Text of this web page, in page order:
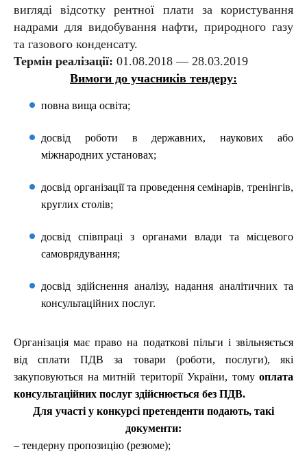
вигляді відсотку рентної плати за користування
надрами для видобування нафти, природного газу
та газового конденсату.
Термін реалізації: 01.08.2018 — 28.03.2019
Вимоги до учасників тендеру:
повна вища освіта;
досвід роботи в державних, наукових або
міжнародних установах;
досвід організації та проведення семінарів, тренінгів,
круглих столів;
досвід співпраці з органами влади та місцевого
самоврядування;
досвід здійснення аналізу, надання аналітичних та
консультаційних послуг.
Організація має право на податкові пільги і звільняється
від сплати ПДВ за товари (роботи, послуги), які
закуповуються на митній території України, тому оплата
консультаційних послуг здійснюється без ПДВ.
Для участі у конкурсі претенденти подають, такі
документи:
– тендерну пропозицію (резюме);